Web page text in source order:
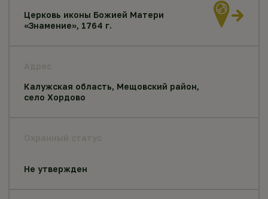
Церковь иконы Божией Матери
«Знамение», 1764 г.
Калужская область, Мещовский район,
село Хордово
Не утвержден